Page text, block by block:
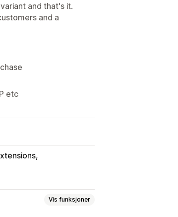
and that's it.
and a
etc
Vis funksjoner